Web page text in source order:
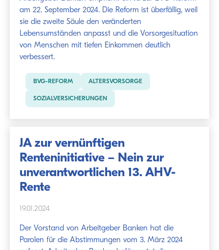
am 22. September 2024. Die Reform ist überfällig, weil
sie die zweite Säule den veränderten
Lebensumständen anpasst und die Vorsorgesituation
von Menschen mit tiefen Einkommen deutlich
verbessert.
BVG-REFORM ALTERSVORSORGE
SOZIALVERSICHERUNGEN
JA zur vernünftigen
Renteninitiative – Nein zur
unverantwortlichen 13. AHV-
Rente
19.01.2024
Der Vorstand von Arbeitgeber Banken hat die
Parolen für die Abstimmungen vom 3. März 2024